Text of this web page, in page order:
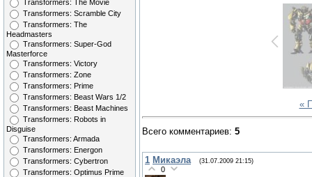
Transformers: The Movie
Transformers: Scramble City
Transformers: The
Headmasters
Transformers: Super-God
Masterforce
Transformers: Victory
Transformers: Zone
Transformers: Prime
Transformers: Beast Wars 1/2
Transformers: Beast Machines
Transformers: Robots in
Disguise
Transformers: Armada
Transformers: Energon
Transformers: Cybertron
Transformers: Optimus Prime
«
Всего комментариев: 5
1 Микаэла (31.07.2009 21:15)
0